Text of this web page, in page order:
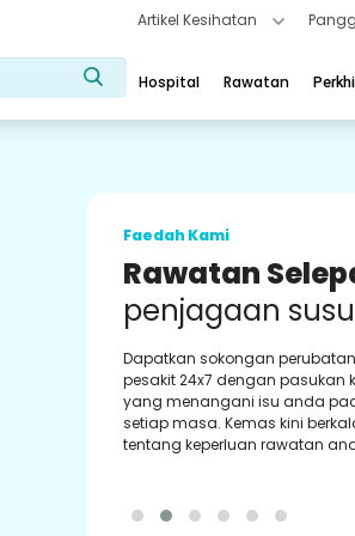
Artikel Kesihatan
Hospital Rawatan
Faedah Kami
Kaunselor
Perubatan
Dapatkan sokongan tetap
kaunselor perubatan kami
berpengalaman. Memberi
bimbingan terbaik kepada